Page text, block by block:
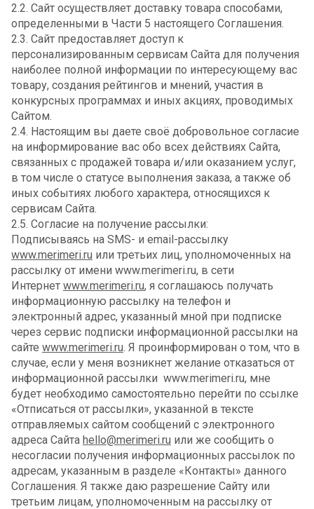
2.2. Сайт осуществляет доставку товара способами,
определенными в Части 5 настоящего Соглашения.
2.3. Сайт предоставляет доступ к
персонализированным сервисам Сайта для получения
наиболее полной информации по интересующему вас
товару, создания рейтингов и мнений, участия в
конкурсных программах и иных акциях, проводимых
Сайтом.
2.4. Настоящим вы даете своё добровольное согласие
на информирование вас обо всех действиях Сайта,
связанных с продажей товара и/или оказанием услуг,
в том числе о статусе выполнения заказа, а также об
иных событиях любого характера, относящихся к
сервисам Сайта.
2.5. Согласие на получение рассылки:
Подписываясь на SMS- и email-рассылку
www.merimeri.ru или третьих лиц, уполномоченных на
рассылку от имени www.merimeri.ru, в сети
Интернет www.merimeri.ru, я соглашаюсь получать
информационную рассылку на телефон и
электронный адрес, указанный мной при подписке
через сервис подписки информационной рассылки на
сайте www.merimeri.ru. Я проинформирован о том, что в
случае, если у меня возникнет желание отказаться от
информационной рассылки www.merimeri.ru, мне
будет необходимо самостоятельно перейти по ссылке
«Отписаться от рассылки», указанной в тексте
отправляемых сайтом сообщений с электронного
адреса Сайта hello@merimeri.ru или же сообщить о
несогласии получения информационных рассылок по
адресам, указанным в разделе «Контакты» данного
Соглашения. Я также даю разрешение Сайту или
третьим лицам, уполномоченным на рассылку от